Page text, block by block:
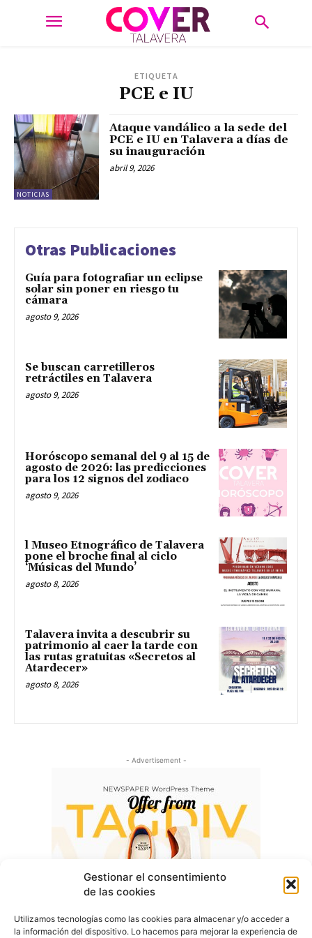
Gestionar el consentimiento
de las cookies
Utilizamos tecnologías como las cookies para almacenar y/o acceder a
la información del dispositivo. Lo hacemos para mejorar la experiencia de
ETIQUETA
PCE e IU
NOTICIAS
Ataque vandálico a la sede del
PCE e IU en Talavera a días de
su inauguración
abril 9, 2026
Otras Publicaciones
Guía para fotografiar un eclipse
solar sin poner en riesgo tu
cámara
agosto 9, 2026
Se buscan carretilleros
retráctiles en Talavera
agosto 9, 2026
Horóscopo semanal del 9 al 15 de
agosto de 2026: las predicciones
para los 12 signos del zodiaco
agosto 9, 2026
l Museo Etnográfico de Talavera
pone el broche final al ciclo
‘Músicas del Mundo’
agosto 8, 2026
Talavera invita a descubrir su
patrimonio al caer la tarde con
las rutas gratuitas «Secretos al
Atardecer»
agosto 8, 2026
- Advertisement -